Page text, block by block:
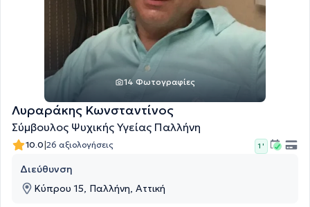
14 Φωτογραφίες
Λυραράκης Κωνσταντίνος
Σύμβουλος Ψυχικής Υγείας Παλλήνη
10.0|26 αξιολογήσεις 1 '
Διεύθυνση
Κύπρου 15, Παλλήνη, Αττική